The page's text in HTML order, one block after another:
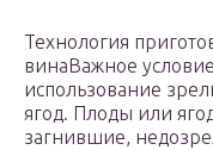
Технология
винаВажное
использование
ягод. Плоды или
загнившие,